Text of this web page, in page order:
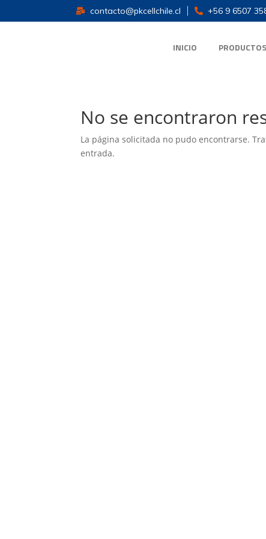
contacto@pkcellchile.cl +56 9 6507
INICIO PRODUCTOS
No se encontraron
La página solicitada no pudo encontrarse.
entrada.